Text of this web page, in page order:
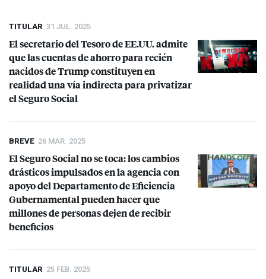
TITULAR 31 JUL. 2025
El secretario del Tesoro de EE.UU. admite
que las cuentas de ahorro para recién
nacidos de Trump constituyen en
realidad una vía indirecta para privatizar
el Seguro Social
BREVE 26 MAR. 2025
El Seguro Social no se toca: los cambios
drásticos impulsados en la agencia con
apoyo del Departamento de Eficiencia
Gubernamental pueden hacer que
millones de personas dejen de recibir
beneficios
TITULAR 25 FEB. 2025